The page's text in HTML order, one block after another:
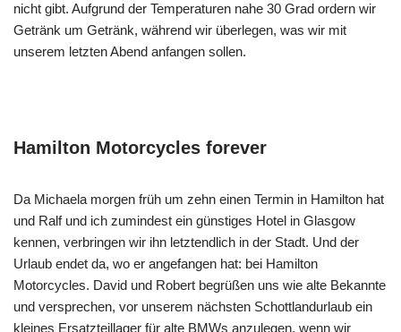
nicht gibt. Aufgrund der Temperaturen nahe 30 Grad ordern wir
Getränk um Getränk, während wir überlegen, was wir mit
unserem letzten Abend anfangen sollen.
Hamilton Motorcycles forever
Da Michaela morgen früh um zehn einen Termin in Hamilton hat
und Ralf und ich zumindest ein günstiges Hotel in Glasgow
kennen, verbringen wir ihn letztendlich in der Stadt. Und der
Urlaub endet da, wo er angefangen hat: bei Hamilton
Motorcycles. David und Robert begrüßen uns wie alte Bekannte
und versprechen, vor unserem nächsten Schottlandurlaub ein
kleines Ersatzteillager für alte BMWs anzulegen, wenn wir